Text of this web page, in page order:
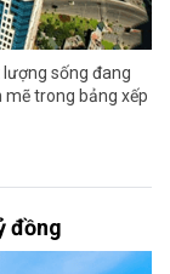
sống đang
mẽ trong bảng xếp
đồng